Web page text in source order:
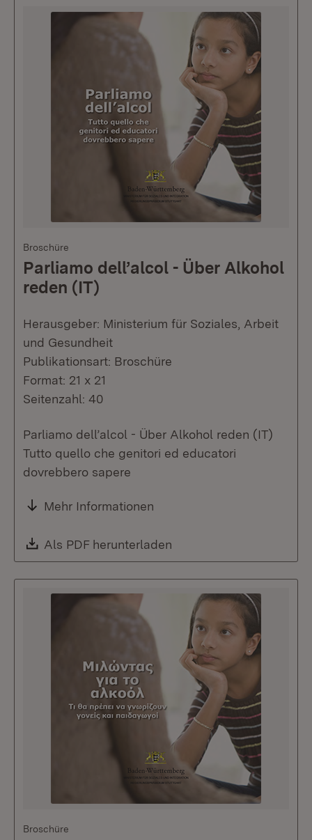
Broschüre
Parliamo dell’alcol - Über Alkohol
reden (IT)
Herausgeber: Ministerium für Soziales, Arbeit
und Gesundheit
Publikationsart: Broschüre
Format: 21 x 21
Seitenzahl: 40
Parliamo dell’alcol - Über Alkohol reden (IT)
Tutto quello che genitori ed educatori
dovrebbero sapere
Mehr Informationen
Download:
Als PDF herunterladen
Broschüre